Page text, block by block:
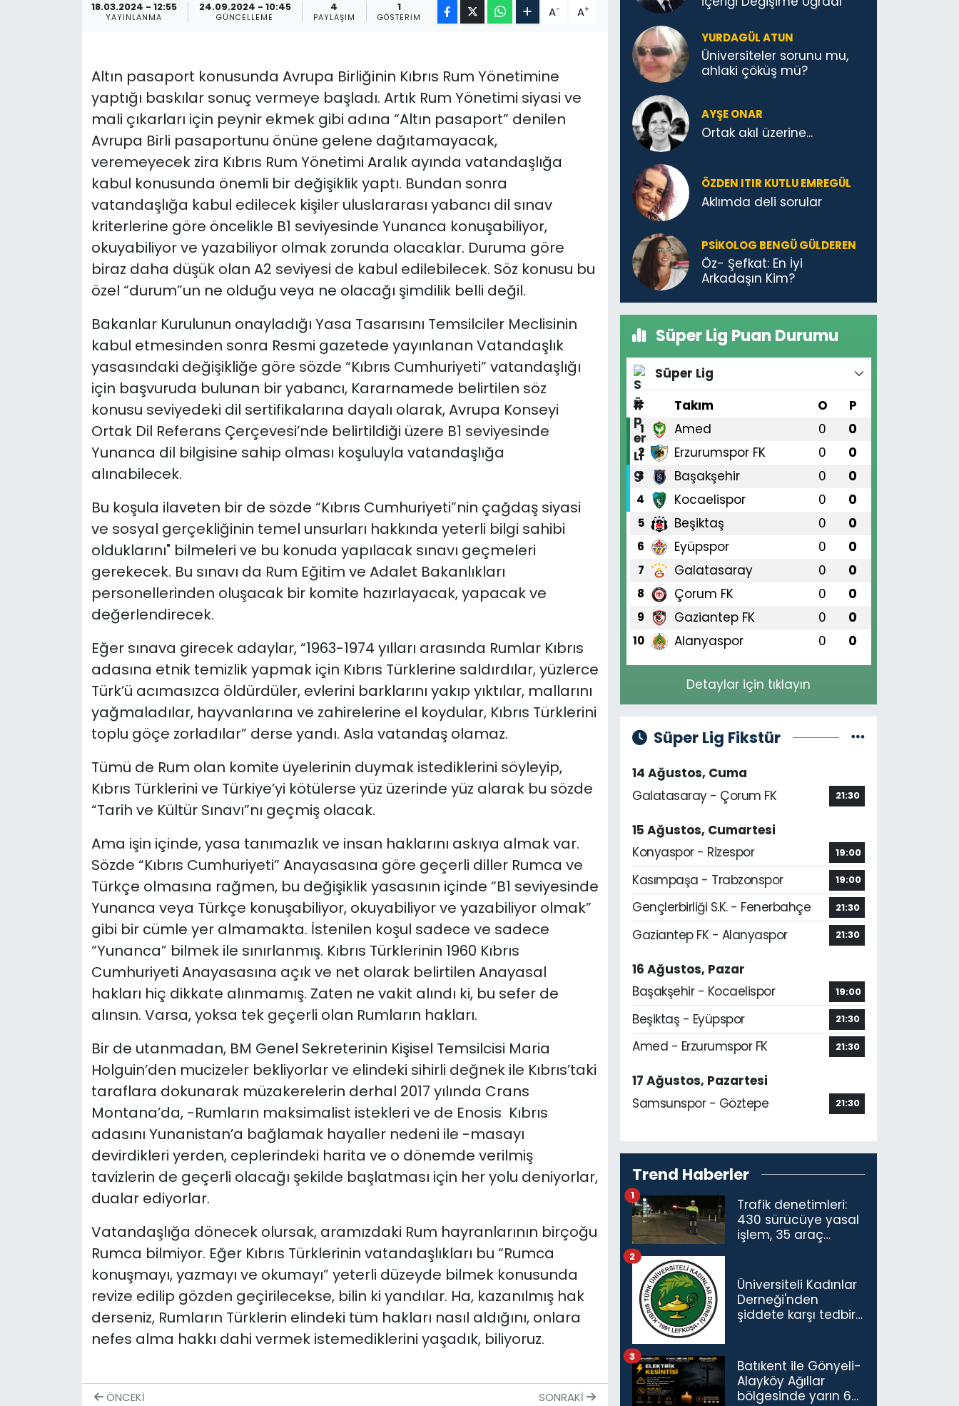
18.03.2024 - 12:55
YAYINLANMA
24.09.2024 - 10:45
GÜNCELLEME
4
PAYLAŞIM
1
GÖSTERIM A- A+
Altın pasaport konusunda Avrupa Birliğinin Kıbrıs Rum Yönetimine
yaptığı baskılar sonuç vermeye başladı. Artık Rum Yönetimi siyasi ve
mali çıkarları için peynir ekmek gibi adına “Altın pasaport” denilen
Avrupa Birli pasaportunu önüne gelene dağıtamayacak,
veremeyecek zira Kıbrıs Rum Yönetimi Aralık ayında vatandaşlığa
kabul konusunda önemli bir değişiklik yaptı. Bundan sonra
vatandaşlığa kabul edilecek kişiler uluslararası yabancı dil sınav
kriterlerine göre öncelikle B1 seviyesinde Yunanca konuşabiliyor,
okuyabiliyor ve yazabiliyor olmak zorunda olacaklar. Duruma göre
biraz daha düşük olan A2 seviyesi de kabul edilebilecek. Söz konusu bu
özel “durum”un ne olduğu veya ne olacağı şimdilik belli değil.
Bakanlar Kurulunun onayladığı Yasa Tasarısını Temsilciler Meclisinin
kabul etmesinden sonra Resmi gazetede yayınlanan Vatandaşlık
yasasındaki değişikliğe göre sözde “Kıbrıs Cumhuriyeti” vatandaşlığı
için başvuruda bulunan bir yabancı, Kararnamede belirtilen söz
konusu seviyedeki dil sertifikalarına dayalı olarak, Avrupa Konseyi
Ortak Dil Referans Çerçevesi’nde belirtildiği üzere B1 seviyesinde
Yunanca dil bilgisine sahip olması koşuluyla vatandaşlığa
alınabilecek.
Bu koşula ilaveten bir de sözde “Kıbrıs Cumhuriyeti”nin çağdaş siyasi
ve sosyal gerçekliğinin temel unsurları hakkında yeterli bilgi sahibi
olduklarını" bilmeleri ve bu konuda yapılacak sınavı geçmeleri
gerekecek. Bu sınavı da Rum Eğitim ve Adalet Bakanlıkları
personellerinden oluşacak bir komite hazırlayacak, yapacak ve
değerlendirecek.
Eğer sınava girecek adaylar, “1963-1974 yılları arasında Rumlar Kıbrıs
adasına etnik temizlik yapmak için Kıbrıs Türklerine saldırdılar, yüzlerce
Türk’ü acımasızca öldürdüler, evlerini barklarını yakıp yıktılar, mallarını
yağmaladılar, hayvanlarına ve zahirelerine el koydular, Kıbrıs Türklerini
toplu göçe zorladılar” derse yandı. Asla vatandaş olamaz.
Tümü de Rum olan komite üyelerinin duymak istediklerini söyleyip,
Kıbrıs Türklerini ve Türkiye’yi kötülerse yüz üzerinde yüz alarak bu sözde
“Tarih ve Kültür Sınavı”nı geçmiş olacak.
Ama işin içinde, yasa tanımazlık ve insan haklarını askıya almak var.
Sözde “Kıbrıs Cumhuriyeti” Anayasasına göre geçerli diller Rumca ve
Türkçe olmasına rağmen, bu değişiklik yasasının içinde “B1 seviyesinde
Yunanca veya Türkçe konuşabiliyor, okuyabiliyor ve yazabiliyor olmak”
gibi bir cümle yer almamakta. İstenilen koşul sadece ve sadece
“Yunanca” bilmek ile sınırlanmış. Kıbrıs Türklerinin 1960 Kıbrıs
Cumhuriyeti Anayasasına açık ve net olarak belirtilen Anayasal
hakları hiç dikkate alınmamış. Zaten ne vakit alındı ki, bu sefer de
alınsın. Varsa, yoksa tek geçerli olan Rumların hakları.
Bir de utanmadan, BM Genel Sekreterinin Kişisel Temsilcisi Maria
Holguin’den mucizeler bekliyorlar ve elindeki sihirli değnek ile Kıbrıs’taki
taraflara dokunarak müzakerelerin derhal 2017 yılında Crans
Montana’da, -Rumların maksimalist istekleri ve de Enosis Kıbrıs
adasını Yunanistan’a bağlamak hayaller nedeni ile -masayı
devirdikleri yerden, ceplerindeki harita ve o dönemde verilmiş
tavizlerin de geçerli olacağı şekilde başlatması için her yolu deniyorlar,
dualar ediyorlar.
Vatandaşlığa dönecek olursak, aramızdaki Rum hayranlarının birçoğu
Rumca bilmiyor. Eğer Kıbrıs Türklerinin vatandaşlıkları bu “Rumca
konuşmayı, yazmayı ve okumayı” yeterli düzeyde bilmek konusunda
revize edilip gözden geçirilecekse, bilin ki yandılar. Ha, kazanılmış hak
derseniz, Rumların Türklerin elindeki tüm hakları nasıl aldığını, onlara
nefes alma hakkı dahi vermek istemediklerini yaşadık, biliyoruz.
ÖNCEKI SONRAKI
YURDAGÜL ATUN
Üniversiteler sorunu mu,
ahlaki çöküş mü?
AYŞE ONAR
Ortak akıl üzerine...
ÖZDEN ITIR KUTLU EMREGÜL
Aklımda deli sorular
PSIKOLOG BENGÜ GÜLDEREN
Öz- Şefkat: En İyi
Arkadaşın Kim?
Süper Lig Puan Durumu
Süper Lig
#
Takım O P
1 Amed 0 0
2 Erzurumspor FK 0 0
3 Başakşehir 0 0
4 Kocaelispor 0 0
5 Beşiktaş 0 0
6 Eyüpspor 0 0
7 Galatasaray 0 0
8 Çorum FK 0 0
9 Gaziantep FK 0 0
10 Alanyaspor 0 0
Detaylar için tıklayın
Süper Lig Fikstür
14 Ağustos, Cuma
Galatasaray - Çorum FK
21:30
15 Ağustos, Cumartesi
Konyaspor - Rizespor
19:00
Kasımpaşa - Trabzonspor 19:00
Gençlerbirliği S.K. - Fenerbahçe 21:30
Gaziantep FK - Alanyaspor 21:30
16 Ağustos, Pazar
Başakşehir - Kocaelispor
19:00
Beşiktaş - Eyüpspor 21:30
Amed - Erzurumspor FK 21:30
17 Ağustos, Pazartesi
Samsunspor - Göztepe
21:30
Trend Haberler
Trafik denetimleri:
430 sürücüye yasal
işlem, 35 araç
1
Üniversiteli Kadınlar
Derneği'nden
şiddete karşı tedbir
2
Batıkent ile Gönyeli-
Alayköy Ağıllar
bölgesinde yarın 6
3
KKTC YEREL SEÇİM 2018
Kültür Sanat
Magazin
Nöbetçi Eczaneler
Otomobil Dünyası
Teknoloji
Video Galeri
Yazarlar